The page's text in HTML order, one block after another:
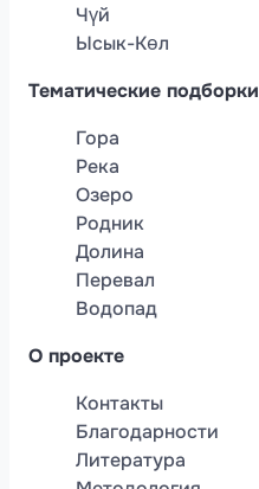
Чүй
Ысык-Көл
Тематические подборки
Гора
Река
Озеро
Родник
Долина
Перевал
Водопад
О проекте
Контакты
Благодарности
Литература